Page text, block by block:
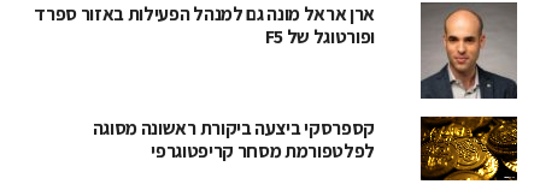
ארן אראל מונה גם למנהל הפעילות באזור ספרד
ופורטוגל של F5
קספרסקי ביצעה ביקורת ראשונה מסוגה
לפלטפורמת מסחר קריפטוגרפי